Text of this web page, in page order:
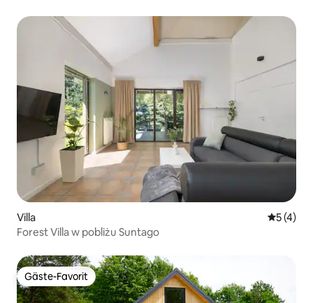
Villa
5 (4)
Forest Villa w pobliżu Suntago
Gäste-Favorit
Gäste-Favorit